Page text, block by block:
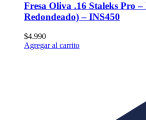
Fresa Oliva .16 Staleks Pro
Redondeado) – INS450
$4.990
Agregar al carrito